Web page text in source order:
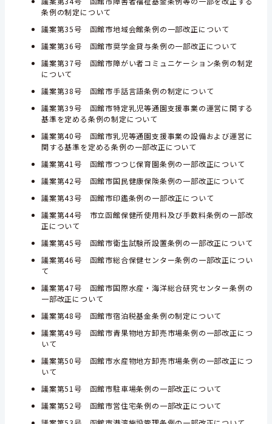
条例の制定について
議案第35号 函館市地域会館条例の一部改正について
議案第36号 函館市奨学金貸与条例の一部改正について
議案第37号 函館市障がい者コミュニケーション条例の制定
について
議案第38号 函館市手話言語条例の制定について
議案第39号 函館市特定乳児等通園支援事業の運営に関する
基準を定める条例の制定について
議案第40号 函館市乳児等通園支援事業の設備および運営に
関する基準を定める条例の一部改正について
議案第41号 函館市つつじ保育園条例の一部改正について
議案第42号 函館市国民健康保険条例の一部改正について
議案第43号 函館市印鑑条例の一部改正について
議案第44号 市立函館保健所使用料及び手数料条例の一部改
正について
議案第45号 函館市衛生試験所設置条例の一部改正について
議案第46号 函館市総合保健センター条例の一部改正につい
て
議案第47号 函館市国際水産・海洋総合研究センター条例の
一部改正について
議案第48号 函館市宿泊税基金条例の制定について
議案第49号 函館市青果物地方卸売市場条例の一部改正につ
いて
議案第50号 函館市水産物地方卸売市場条例の一部改正につ
いて
議案第51号 函館市駐車場条例の一部改正について
議案第52号 函館市営住宅条例の一部改正について